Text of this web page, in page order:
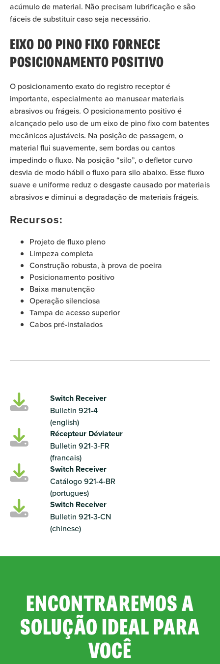
acúmulo de material. Não precisam lubrificação e são
fáceis de substituir caso seja necessário.
EIXO DO PINO FIXO FORNECE
POSICIONAMENTO POSITIVO
O posicionamento exato do registro receptor é
importante, especialmente ao manusear materiais
abrasivos ou frágeis. O posicionamento positivo é
alcançado pelo uso de um eixo de pino fixo com batentes
mecânicos ajustáveis. Na posição de passagem, o
material flui suavemente, sem bordas ou cantos
impedindo o fluxo. Na posição “silo”, o defletor curvo
desvia de modo hábil o fluxo para silo abaixo. Esse fluxo
suave e uniforme reduz o desgaste causado por materiais
abrasivos e diminui a degradação de materiais frágeis.
Recursos:
Projeto de fluxo pleno
Limpeza completa
Construção robusta, à prova de poeira
Posicionamento positivo
Baixa manutenção
Operação silenciosa
Tampa de acesso superior
Cabos pré-instalados
Switch Receiver
Bulletin 921-4
(english)
Récepteur Déviateur
Bulletin 921-3-FR
(francais)
Switch Receiver
Catálogo 921-4-BR
(portugues)
Switch Receiver
Bulletin 921-3-CN
(chinese)
ENCONTRAREMOS A
SOLUÇÃO IDEAL PARA
VOCÊ